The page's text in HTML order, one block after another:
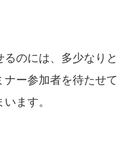
のには、多少なりと
ナー参加者を待たせて
ます。